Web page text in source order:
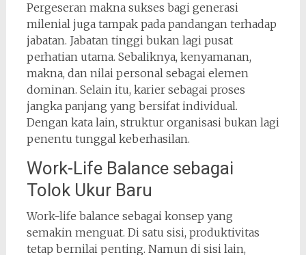
Pergeseran makna sukses bagi generasi
milenial juga tampak pada pandangan terhadap
jabatan. Jabatan tinggi bukan lagi pusat
perhatian utama. Sebaliknya, kenyamanan,
makna, dan nilai personal sebagai elemen
dominan. Selain itu, karier sebagai proses
jangka panjang yang bersifat individual.
Dengan kata lain, struktur organisasi bukan lagi
penentu tunggal keberhasilan.
Work-Life Balance sebagai
Tolok Ukur Baru
Work-life balance sebagai konsep yang
semakin menguat. Di satu sisi, produktivitas
tetap bernilai penting. Namun di sisi lain,